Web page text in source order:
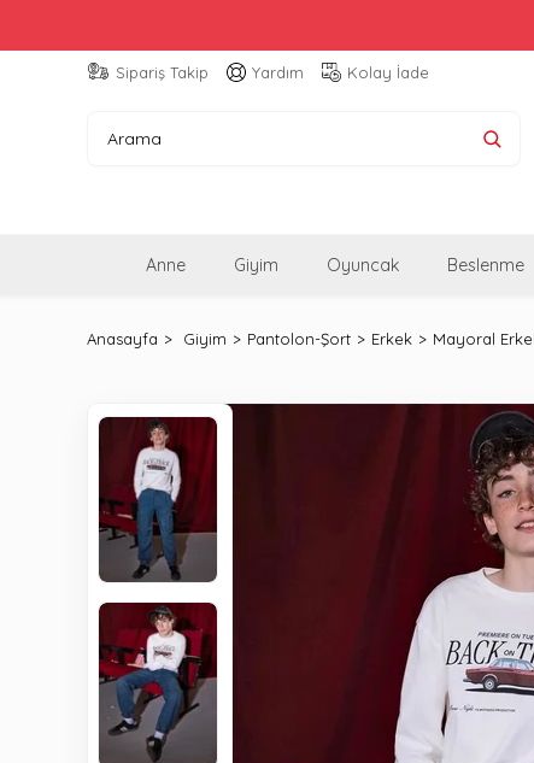
Sipariş Takip Yardım Kolay İade
Anne Giyim Oyuncak Beslenme
Anasayfa Giyim Pantolon-Şort Erkek Mayoral